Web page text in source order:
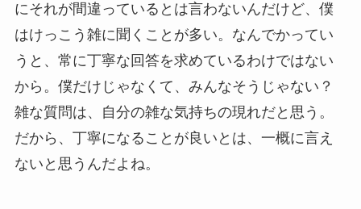
にそれが間違っているとは言わないんだけど、僕
はけっこう雑に聞くことが多い。なんでかってい
うと、常に丁寧な回答を求めているわけではない
から。僕だけじゃなくて、みんなそうじゃない？
雑な質問は、自分の雑な気持ちの現れだと思う。
だから、丁寧になることが良いとは、一概に言え
ないと思うんだよね。